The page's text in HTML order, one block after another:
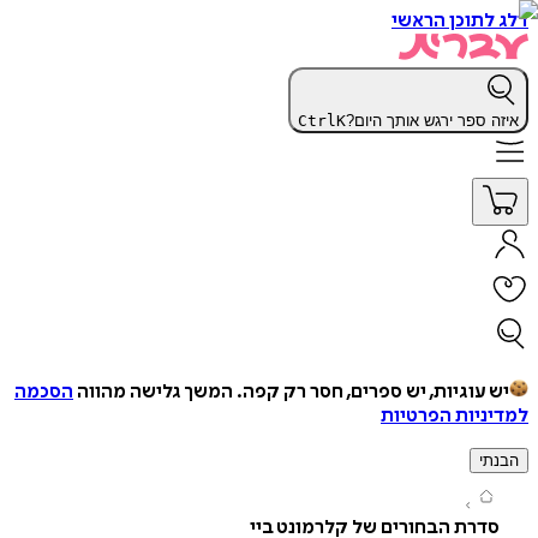
הראשי
ספר ירגש אותך היום? Ctrl K
עוגיות, יש ספרים, חסר רק קפה. המשך גלישה מהווההסכמה
הפרטיות
הבחורים של קלרמונט ביי